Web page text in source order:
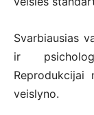
Svarbiausias
ir
veislyno.